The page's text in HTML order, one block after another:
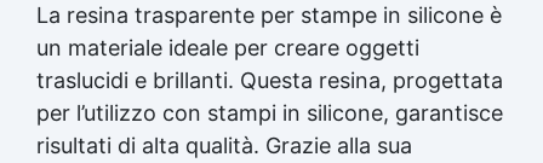
La resina trasparente per stampe in silicone è
un materiale ideale per creare oggetti
traslucidi e brillanti. Questa resina, progettata
per l’utilizzo con stampi in silicone, garantisce
risultati di alta qualità. Grazie alla sua